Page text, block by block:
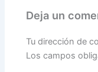
Deja un
Tu dirección de
Los campos